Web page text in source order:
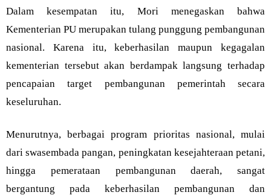
Dalam kesempatan itu, Mori menegaskan bahwa
Kementerian PU merupakan tulang punggung pembangunan
nasional. Karena itu, keberhasilan maupun kegagalan
kementerian tersebut akan berdampak langsung terhadap
pencapaian target pembangunan pemerintah secara
keseluruhan.
Menurutnya, berbagai program prioritas nasional, mulai
dari swasembada pangan, peningkatan kesejahteraan petani,
hingga pemerataan pembangunan daerah, sangat
bergantung pada keberhasilan pembangunan dan